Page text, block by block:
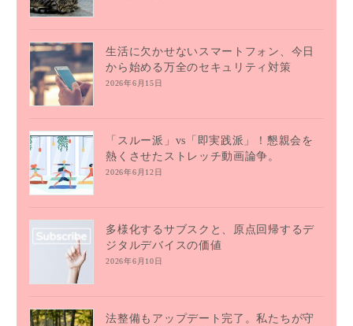
生活に欠かせないスマートフォン、今日
から始める万全のセキュリティ対策
2026年6月15日
「スルー派」vs「即実践派」！懇親会を
熱くさせたストレッチ動画論争。
2026年6月12日
多様化するサブスクと、原点回帰するデ
ジタルデバイスの価値
2026年6月10日
法整備もアップデート完了。私たちが守